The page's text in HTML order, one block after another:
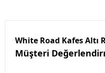
White Road Kafes Altı
Müşteri